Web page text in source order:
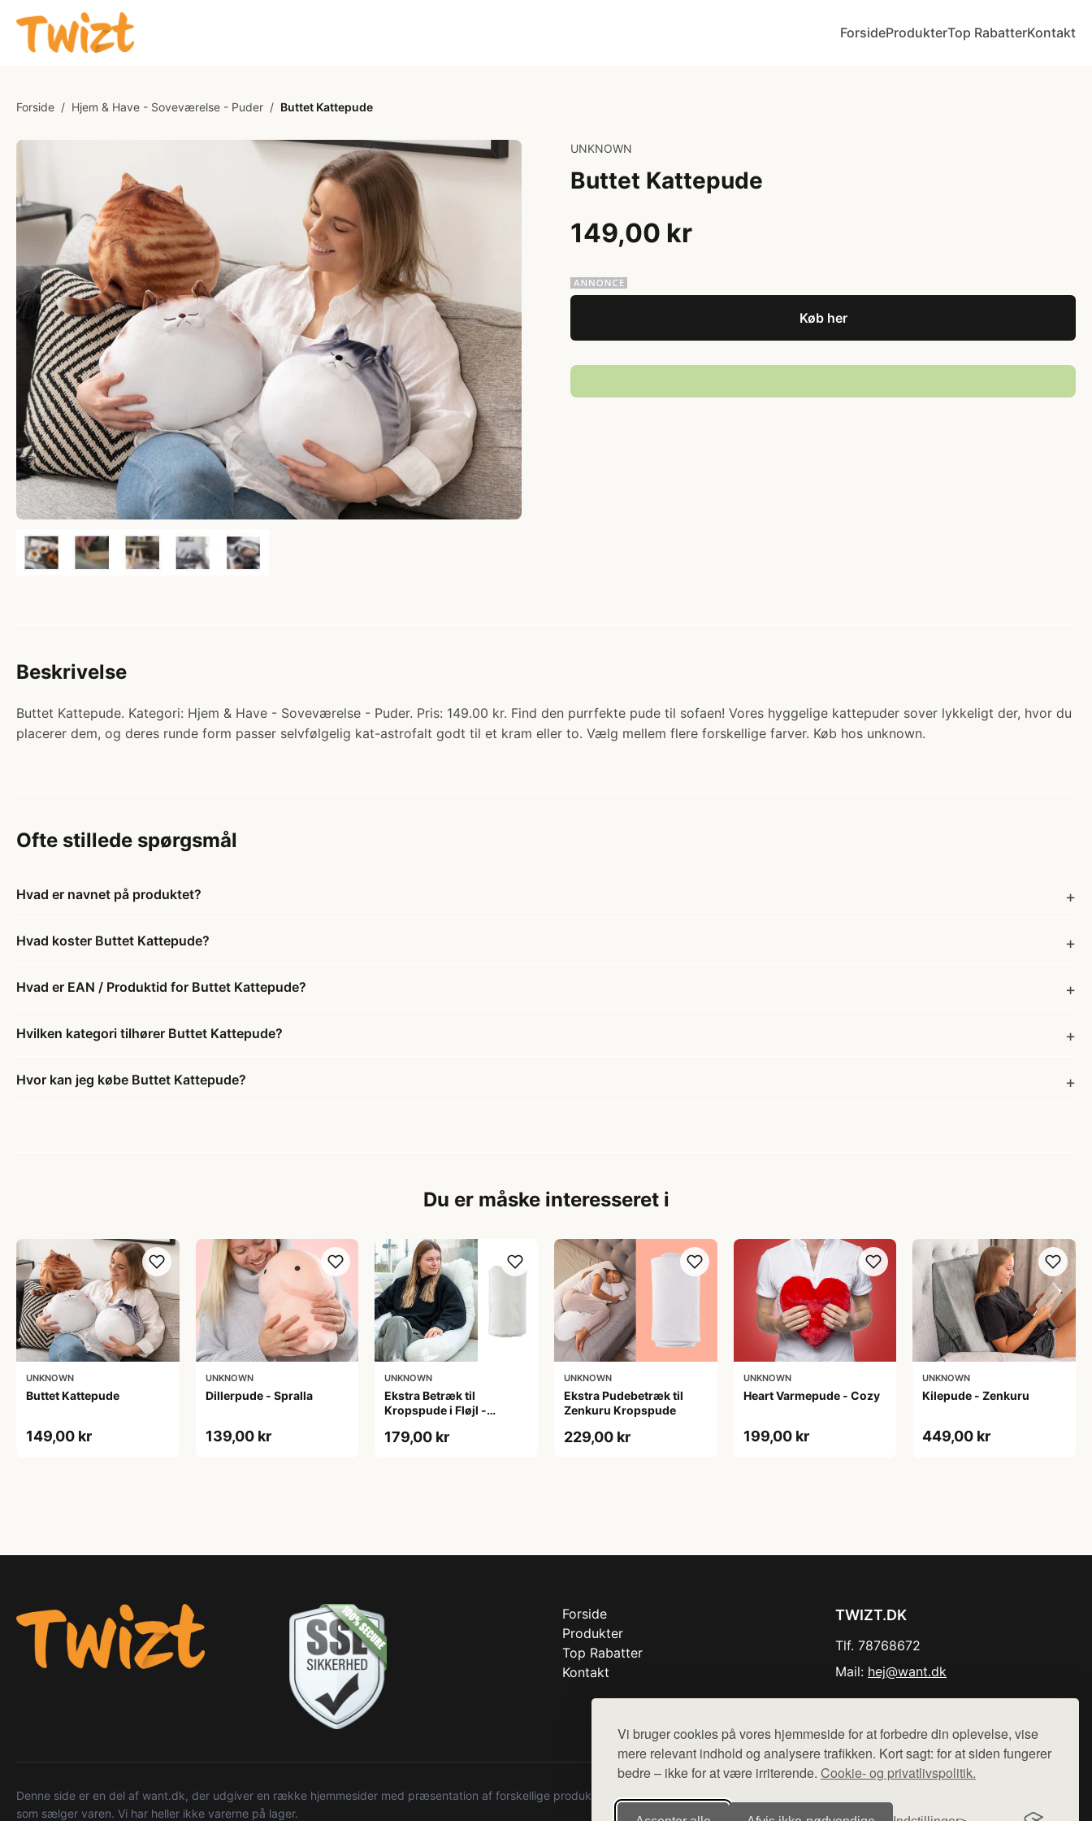
Vi bruger cookies på vores hjemmeside for at forbedre din oplevelse, vise
mere relevant indhold og analysere trafikken. Kort sagt: for at siden fungerer
bedre – ikke for at være irriterende. Cookie- og privatlivspolitik.
ForsideProdukterTop RabatterKontakt
Forside / Hjem & Have - Soveværelse - Puder / Buttet Kattepude
UNKNOWN
Buttet Kattepude
149,00 kr
Køb her
Beskrivelse
Buttet Kattepude. Kategori: Hjem & Have - Soveværelse - Puder. Pris: 149.00 kr. Find den purrfekte pude til sofaen! Vores hyggelige kattepuder sover lykkeligt der, hvor du
placerer dem, og deres runde form passer selvfølgelig kat-astrofalt godt til et kram eller to. Vælg mellem flere forskellige farver. Køb hos unknown.
Ofte stillede spørgsmål
Hvad er navnet på produktet?
Hvad koster Buttet Kattepude?
Hvad er EAN / Produktid for Buttet Kattepude?
Hvilken kategori tilhører Buttet Kattepude?
Hvor kan jeg købe Buttet Kattepude?
Du er måske interesseret i
UNKNOWN
Buttet Kattepude
149,00 kr
UNKNOWN
Dillerpude - Spralla
139,00 kr
UNKNOWN
Ekstra Betræk til
Kropspude i Fløjl -
179,00 kr
UNKNOWN
Ekstra Pudebetræk til
Zenkuru Kropspude
229,00 kr
UNKNOWN
Heart Varmepude - Cozy
199,00 kr
UNKNOWN
Kilepude - Zenkuru
449,00 kr
Forside
Produkter
Top Rabatter
Kontakt
TWIZT.DK
Tlf. 78768672
Mail: hej@want.dk
Denne side er en del af want.dk, der udgiver en række hjemmesider med præsentation af forskellige produkter fra diverse webshops. Der sælges ikke varer fra denne side - vi henviser til de shops,
som sælger varen. Vi har heller ikke varerne på lager.